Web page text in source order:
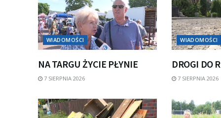
WIADOMOŚCI
NA TARGU ŻYCIE PŁYNIE
7 SIERPNIA 2026
WIADOMOŚCI
DROGI DO
7 SIERPNIA 2026